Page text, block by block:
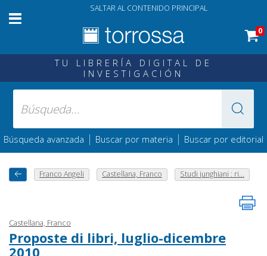
SALTAR AL CONTENIDO PRINCIPAL
0
TU LIBRERÍA DIGITAL DE
INVESTIGACIÓN
Búsqueda avanzada | Buscar por materia | Buscar por editorial
Franco Angeli Castellana, Franco Studi junghiani : ri...
Castellana, Franco
Proposte di libri, luglio-dicembre
2010